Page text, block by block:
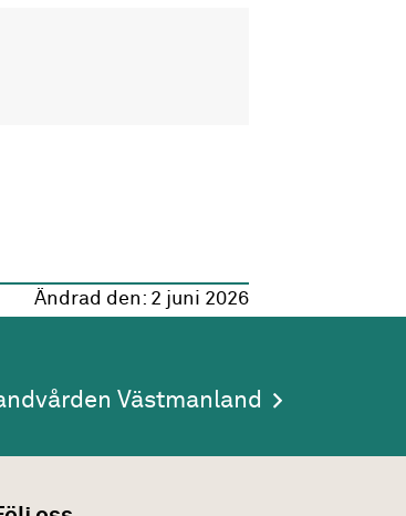
Ändrad den: 2 juni 2026
Västmanland